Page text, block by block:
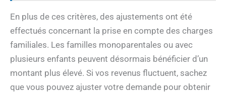
En plus de ces critères, des ajustements ont été
effectués concernant la prise en compte des charges
familiales. Les familles monoparentales ou avec
plusieurs enfants peuvent désormais bénéficier d’un
montant plus élevé. Si vos revenus fluctuent, sachez
que vous pouvez ajuster votre demande pour obtenir